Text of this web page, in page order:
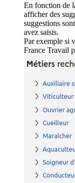
En fonction de
afficher des
suggestions
avez saisis.
Par exemple si
France Travail